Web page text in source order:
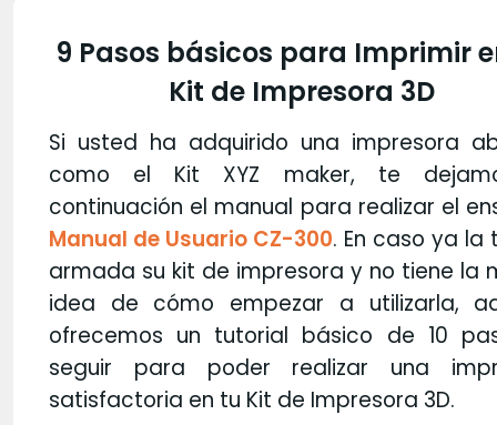
9 Pasos básicos para Imprimir
Kit de Impresora 3D
Si usted ha adquirido una impresora
como el Kit XYZ maker, te
continuación el manual para realizar el
Manual de Usuario CZ-300. En caso ya la
armada su kit de impresora y no tiene la
idea de cómo empezar a utilizarla,
ofrecemos un tutorial básico de 10
seguir para poder realizar una
satisfactoria en tu Kit de Impresora 3D.